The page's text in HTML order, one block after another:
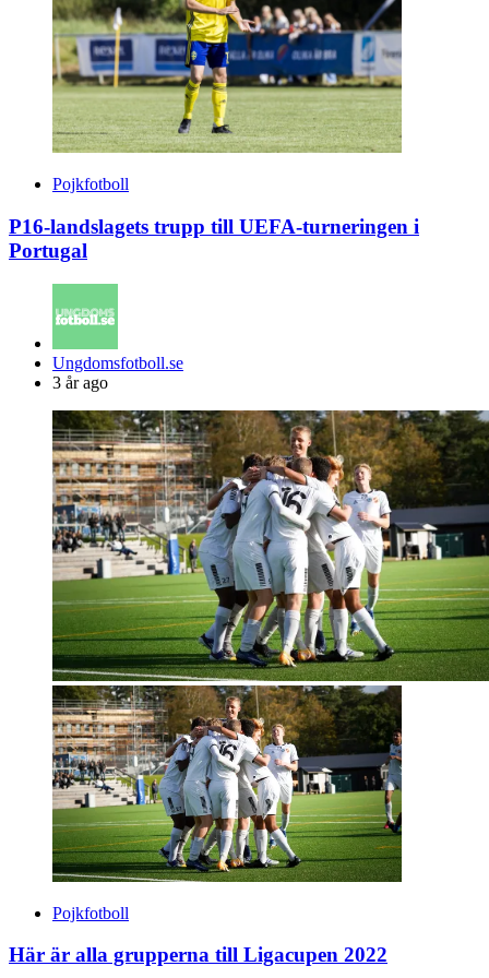
Pojkfotboll
P16-landslagets trupp till UEFA-turneringen i
Portugal
Posted
by
Ungdomsfotboll.se
3 år ago
Pojkfotboll
Här är alla grupperna till Ligacupen 2022